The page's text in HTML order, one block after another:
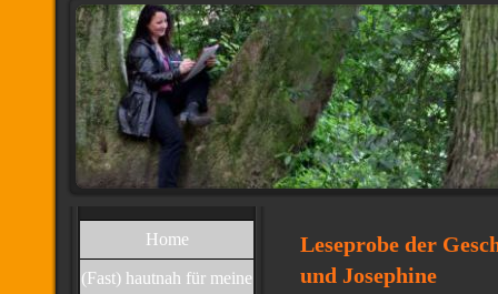
Home
(Fast) hautnah für meine
Leseprobe der
und Josephine